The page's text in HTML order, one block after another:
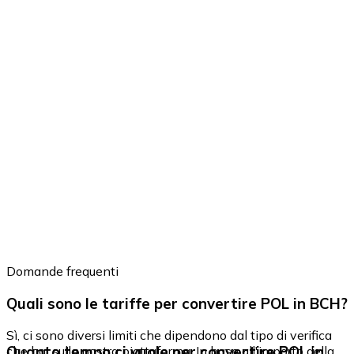
Domande frequenti
Quali sono le tariffe per convertire POL in BCH?
Sì, ci sono diversi limiti che dipendono dal tipo di verifica